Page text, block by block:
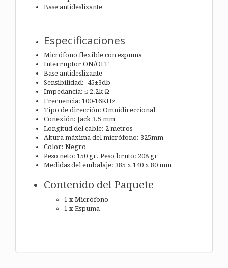
Base antideslizante
Especificaciones
Micrófono flexible con espuma
Interruptor ON/OFF
Base antideslizante
Sensibilidad: -45±3db
Impedancia: ≤ 2.2k Ω
Frecuencia: 100-16KHz
Tipo de dirección: Omnidireccional
Conexión: Jack 3.5 mm
Longitud del cable: 2 metros
Altura máxima del micrófono: 325mm
Color: Negro
Peso neto: 150 gr. Peso bruto: 208 gr
Medidas del embalaje: 385 x 140 x 80 mm
Contenido del Paquete
1 x Micrófono
1 x Espuma